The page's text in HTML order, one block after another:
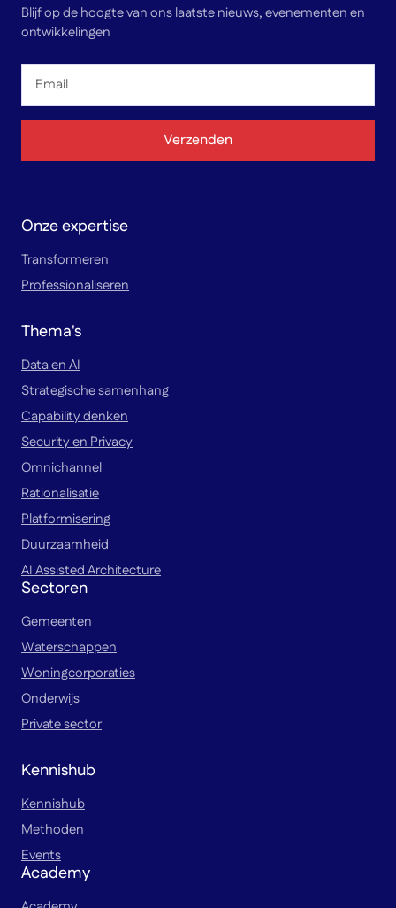
Blijf op de hoogte van ons laatste nieuws, evenementen en
ontwikkelingen
Email
Verzenden
Onze expertise
Transformeren
Professionaliseren
Thema's
Data en AI
Strategische samenhang
Capability denken
Security en Privacy
Omnichannel
Rationalisatie
Platformisering
Duurzaamheid
AI Assisted Architecture
Sectoren
Gemeenten
Waterschappen
Woningcorporaties
Onderwijs
Private sector
Kennishub
Kennishub
Methoden
Events
Academy